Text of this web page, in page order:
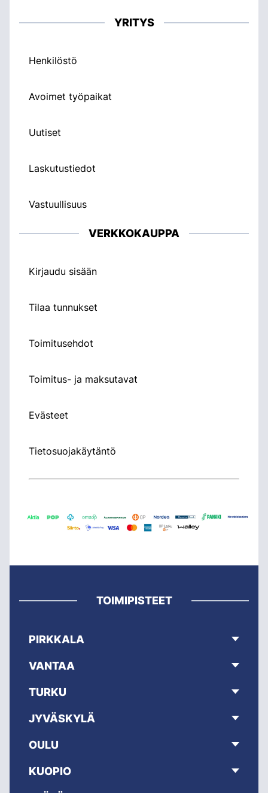
YRITYS
Henkilöstö
Avoimet työpaikat
Uutiset
Laskutustiedot
Vastuullisuus
VERKKOKAUPPA
Kirjaudu sisään
Tilaa tunnukset
Toimitusehdot
Toimitus- ja maksutavat
Evästeet
Tietosuojakäytäntö
TOIMIPISTEET
PIRKKALA
VANTAA
TURKU
JYVÄSKYLÄ
OULU
KUOPIO